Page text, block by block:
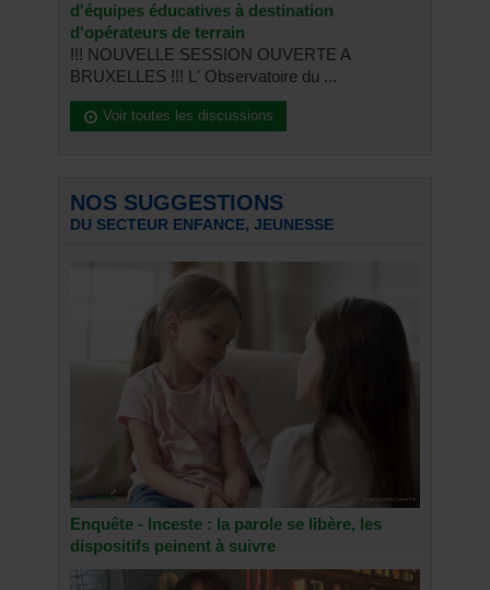
d'équipes éducatives à destination
d'opérateurs de terrain
!!! NOUVELLE SESSION OUVERTE A
BRUXELLES !!! L' Observatoire du ...
Voir toutes les discussions
NOS SUGGESTIONS
DU SECTEUR ENFANCE, JEUNESSE
Enquête - Inceste : la parole se libère, les
dispositifs peinent à suivre